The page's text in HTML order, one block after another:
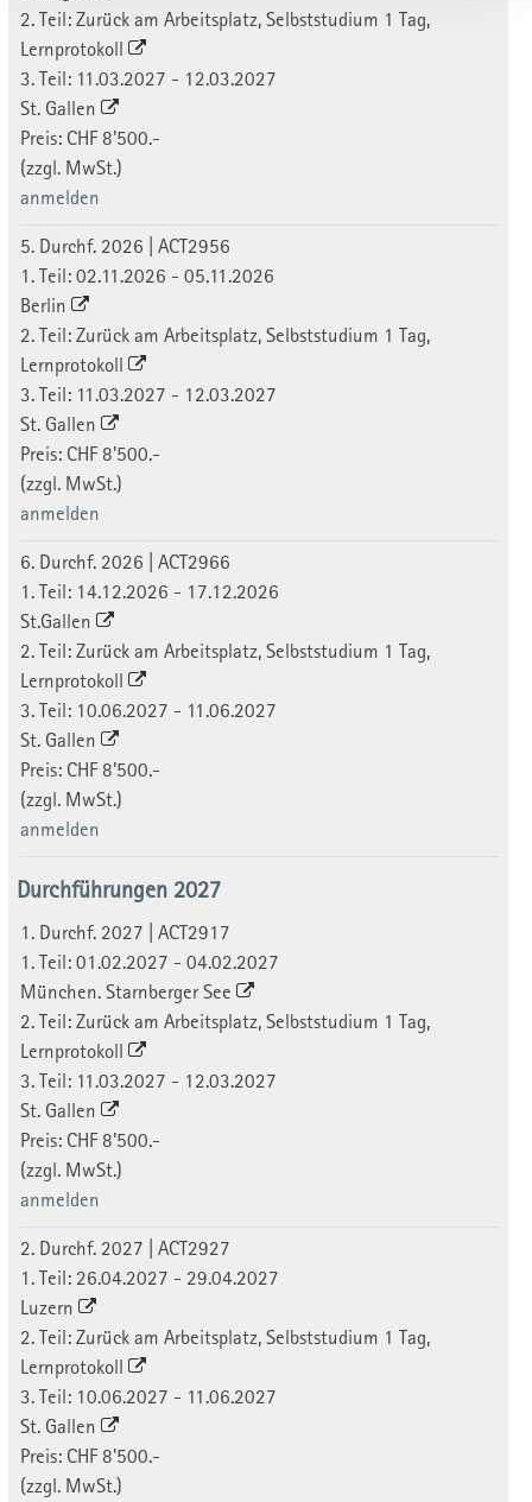
2. Teil: Zurück am Arbeitsplatz, Selbststudium 1 Tag,
Lernprotokoll
3. Teil: 11.03.2027 - 12.03.2027
St. Gallen
Preis: CHF 8'500.-
(zzgl. MwSt.)
anmelden
5. Durchf. 2026 | ACT2956
1. Teil: 02.11.2026 - 05.11.2026
Berlin
2. Teil: Zurück am Arbeitsplatz, Selbststudium 1 Tag,
Lernprotokoll
3. Teil: 11.03.2027 - 12.03.2027
St. Gallen
Preis: CHF 8'500.-
(zzgl. MwSt.)
anmelden
6. Durchf. 2026 | ACT2966
1. Teil: 14.12.2026 - 17.12.2026
St.Gallen
2. Teil: Zurück am Arbeitsplatz, Selbststudium 1 Tag,
Lernprotokoll
3. Teil: 10.06.2027 - 11.06.2027
St. Gallen
Preis: CHF 8'500.-
(zzgl. MwSt.)
anmelden
Durchführungen 2027
1. Durchf. 2027 | ACT2917
1. Teil: 01.02.2027 - 04.02.2027
München. Starnberger See
2. Teil: Zurück am Arbeitsplatz, Selbststudium 1 Tag,
Lernprotokoll
3. Teil: 11.03.2027 - 12.03.2027
St. Gallen
Preis: CHF 8'500.-
(zzgl. MwSt.)
anmelden
2. Durchf. 2027 | ACT2927
1. Teil: 26.04.2027 - 29.04.2027
Luzern
2. Teil: Zurück am Arbeitsplatz, Selbststudium 1 Tag,
Lernprotokoll
3. Teil: 10.06.2027 - 11.06.2027
St. Gallen
Preis: CHF 8'500.-
(zzgl. MwSt.)